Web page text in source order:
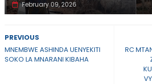
February 09, 2026
RC
PREVIOUS
MNEMBWE ASHINDA UENYEKITI
SOKO LA MNARANI KIBAHA